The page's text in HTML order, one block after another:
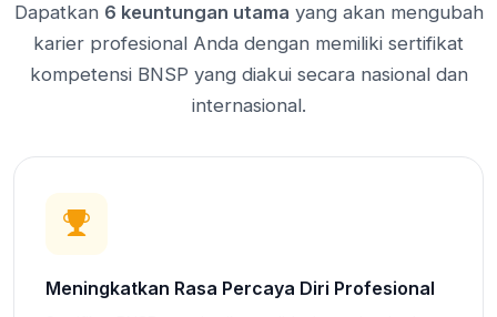
Dapatkan 6 keuntungan utama yang akan mengubah
karier profesional Anda dengan memiliki sertifikat
kompetensi BNSP yang diakui secara nasional dan
internasional.
Meningkatkan Rasa Percaya Diri Profesional